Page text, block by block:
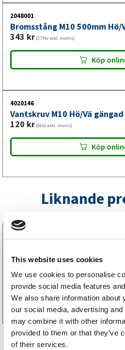
This website uses cookies
We use cookies to personalise
provide social media features
We also share information about
our social media, advertising
may combine it with other
provided to them or that they’ve
of their services.
2048001
Bromsstång M10 500mm Hö/
343 kr (274kr exkl. moms)
Köp
4020146
Vantskruv M10 Hö/Vä gängad
120 kr (96kr exkl. moms)
Köp
Liknande
FRAKT